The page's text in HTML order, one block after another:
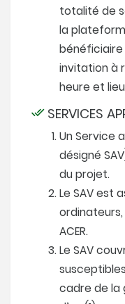
totalité de
la
invitation à
heure et
SERVICES
Un Service
désigné
du projet.
Le SAV est
ACER.
Le SAV
cadre de la